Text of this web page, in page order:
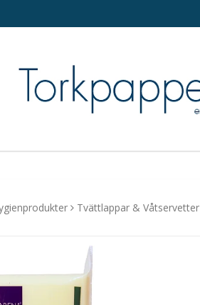
Tvättlappar & Våtservetter